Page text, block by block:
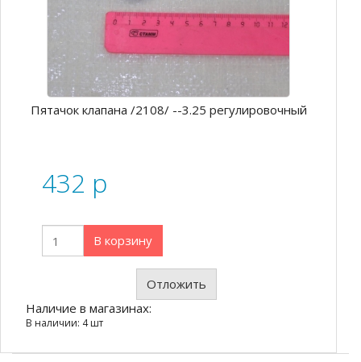
Пятачок клапана /2108/ --3.25 регулировочный
432 p
В корзину
Отложить
Наличие в магазинах:
В наличии: 4 шт